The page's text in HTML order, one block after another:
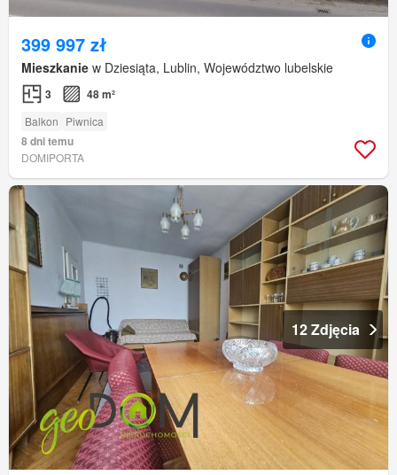
399 997 zł
Mieszkanie w Dziesiąta, Lublin, Województwo lubelskie
3 48 m²
Balkon Piwnica
8 dni temu
DOMIPORTA
12 Zdjęcia